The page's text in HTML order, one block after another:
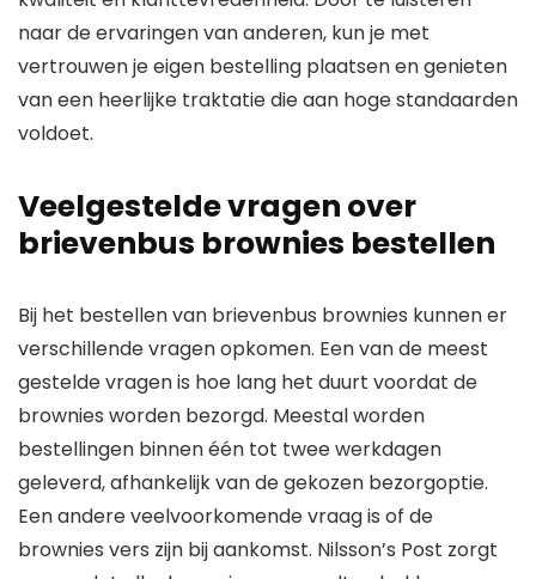
naar de ervaringen van anderen, kun je met
vertrouwen je eigen bestelling plaatsen en genieten
van een heerlijke traktatie die aan hoge standaarden
voldoet.
Veelgestelde vragen over
brievenbus brownies bestellen
Bij het bestellen van brievenbus brownies kunnen er
verschillende vragen opkomen. Een van de meest
gestelde vragen is hoe lang het duurt voordat de
brownies worden bezorgd. Meestal worden
bestellingen binnen één tot twee werkdagen
geleverd, afhankelijk van de gekozen bezorgoptie.
Een andere veelvoorkomende vraag is of de
brownies vers zijn bij aankomst. Nilsson’s Post zorgt